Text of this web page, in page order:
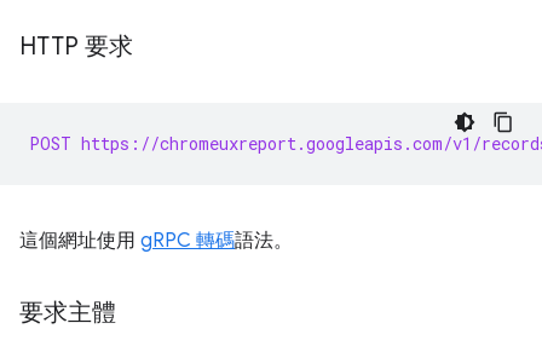
HTTP 要求
POST https://chromeuxreport.googleapis.com/v1/
這個網址使用 gRPC 轉碼語法。
要求主體